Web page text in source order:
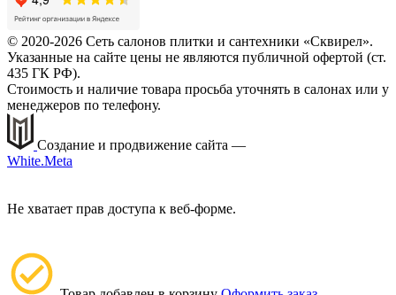
© 2020-2026 Сеть салонов плитки и сантехники «Сквирел».
Указанные на сайте цены не являются публичной офертой (ст.
435 ГК РФ).
Стоимость и наличие товара просьба уточнять в салонах или у
менеджеров по телефону.
Создание и продвижение сайта —
White.Meta
Не хватает прав доступа к веб-форме.